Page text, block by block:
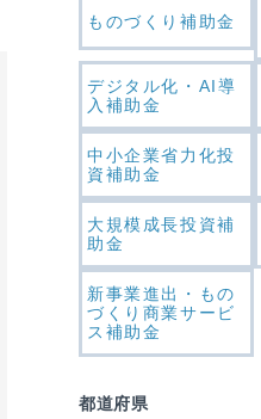
ものづくり補助金
デジタル化・AI導
入補助金
中小企業省力化投
資補助金
大規模成長投資補
助金
新事業進出・もの
づくり商業サービ
ス補助金
都道府県